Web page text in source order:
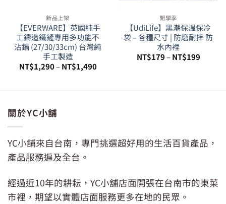
新品上架
【EVERWARE】英國純手
工鑄造鐵鏟專用多功能不
沾鍋 (27/30/33cm) 台灣純
手工製造
NT$1,290–NT$1,490
開學季
【UdiLife】黑潮保溫保冷
袋 – 各種尺寸 | 防磨耐摔 防
水內裡
NT$179–NT$199
關於YC小舖
YC小舖來自台南，專門挑選超好用的生活百貨產品，
產品服務遍及全台。
經過近10年的耕耘，YC小舖店面開張在台南市的東菜
市裡，期望以實體店面服務更多在地的民眾。